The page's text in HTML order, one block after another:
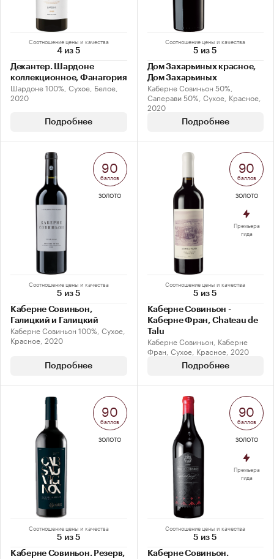
Соотношение цены и качества
4 из 5
Декантер. Шардоне
коллекционное, Фанагория
Шардоне 100%, Сухое, Белое,
2020
Подробнее
Соотношение цены и качества
5 из 5
Дом Захарьиных красное,
Дом Захарьиных
Каберне Совиньон 50%,
Саперави 50%, Сухое, Красное,
2020
Подробнее
Соотношение цены и качества
5 из 5
Каберне Совиньон,
Галицкий и Галицкий
Каберне Совиньон 100%, Сухое,
Красное, 2020
Подробнее
90
баллов
ЗОЛОТО
Соотношение цены и качества
5 из 5
Каберне Совиньон -
Каберне Фран, Chateau de
Talu
Каберне Совиньон, Каберне
Фран, Сухое, Красное, 2020
Подробнее
90
баллов
ЗОЛОТО
Премьера
гида
Соотношение цены и качества
5 из 5
Каберне Совиньон. Резерв,
90
баллов
ЗОЛОТО
Соотношение цены и качества
5 из 5
Каберне Совиньон.
90
баллов
ЗОЛОТО
Премьера
гида